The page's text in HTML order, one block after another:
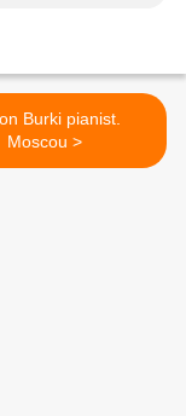
Burki pianist.
Moscou >